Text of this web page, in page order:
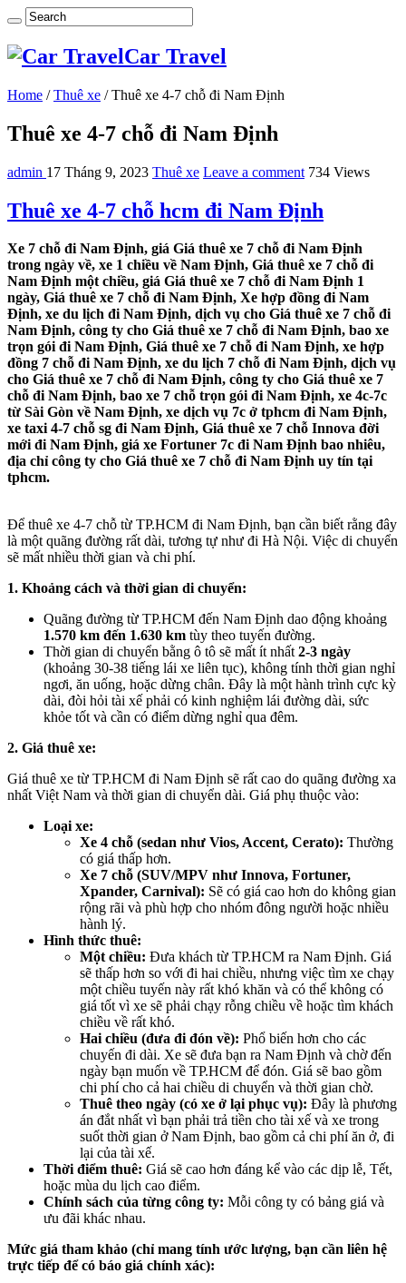
Car Travel
Home / Thuê xe / Thuê xe 4-7 chỗ đi Nam Định
Thuê xe 4-7 chỗ đi Nam Định
admin 17 Tháng 9, 2023 Thuê xe Leave a comment 734 Views
Thuê xe 4-7 chỗ hcm đi Nam Định
Xe 7 chỗ đi Nam Định, giá Giá thuê xe 7 chỗ đi Nam Định
trong ngày về, xe 1 chiều về Nam Định, Giá thuê xe 7 chỗ đi
Nam Định một chiều, giá Giá thuê xe 7 chỗ đi Nam Định 1
ngày, Giá thuê xe 7 chỗ đi Nam Định, Xe hợp đồng đi Nam
Định, xe du lịch đi Nam Định, dịch vụ cho Giá thuê xe 7 chỗ đi
Nam Định, công ty cho Giá thuê xe 7 chỗ đi Nam Định, bao xe
trọn gói đi Nam Định, Giá thuê xe 7 chỗ đi Nam Định, xe hợp
đồng 7 chỗ đi Nam Định, xe du lịch 7 chỗ đi Nam Định, dịch vụ
cho Giá thuê xe 7 chỗ đi Nam Định, công ty cho Giá thuê xe 7
chỗ đi Nam Định, bao xe 7 chỗ trọn gói đi Nam Định, xe 4c-7c
từ Sài Gòn về Nam Định, xe dịch vụ 7c ở tphcm đi Nam Định,
xe taxi 4-7 chỗ sg đi Nam Định, Giá thuê xe 7 chỗ Innova đời
mới đi Nam Định, giá xe Fortuner 7c đi Nam Định bao nhiêu,
địa chỉ công ty cho Giá thuê xe 7 chỗ đi Nam Định uy tín tại
tphcm.
Để thuê xe 4-7 chỗ từ TP.HCM đi Nam Định, bạn cần biết rằng đây
là một quãng đường rất dài, tương tự như đi Hà Nội. Việc di chuyển
sẽ mất nhiều thời gian và chi phí.
1. Khoảng cách và thời gian di chuyển:
Quãng đường từ TP.HCM đến Nam Định dao động khoảng
1.570 km đến 1.630 km tùy theo tuyến đường.
Thời gian di chuyển bằng ô tô sẽ mất ít nhất2-3 ngày
(khoảng 30-38 tiếng lái xe liên tục), không tính thời gian nghỉ
ngơi, ăn uống, hoặc dừng chân. Đây là một hành trình cực kỳ
dài, đòi hỏi tài xế phải có kinh nghiệm lái đường dài, sức
khỏe tốt và cần có điểm dừng nghỉ qua đêm.
2. Giá thuê xe:
Giá thuê xe từ TP.HCM đi Nam Định sẽ rất cao do quãng đường xa
nhất Việt Nam và thời gian di chuyển dài. Giá phụ thuộc vào:
Loại xe:
Xe 4 chỗ (sedan như Vios, Accent, Cerato): Thường
có giá thấp hơn.
Xe 7 chỗ (SUV/MPV như Innova, Fortuner,
Xpander, Carnival): Sẽ có giá cao hơn do không gian
rộng rãi và phù hợp cho nhóm đông người hoặc nhiều
hành lý.
Hình thức thuê:
Một chiều: Đưa khách từ TP.HCM ra Nam Định. Giá
sẽ thấp hơn so với đi hai chiều, nhưng việc tìm xe chạy
một chiều tuyến này rất khó khăn và có thể không có
giá tốt vì xe sẽ phải chạy rỗng chiều về hoặc tìm khách
chiều về rất khó.
Hai chiều (đưa đi đón về): Phổ biến hơn cho các
chuyến đi dài. Xe sẽ đưa bạn ra Nam Định và chờ đến
ngày bạn muốn về TP.HCM để đón. Giá sẽ bao gồm
chi phí cho cả hai chiều di chuyển và thời gian chờ.
Thuê theo ngày (có xe ở lại phục vụ): Đây là phương
án đắt nhất vì bạn phải trả tiền cho tài xế và xe trong
suốt thời gian ở Nam Định, bao gồm cả chi phí ăn ở, đi
lại của tài xế.
Thời điểm thuê: Giá sẽ cao hơn đáng kể vào các dịp lễ, Tết,
hoặc mùa du lịch cao điểm.
Chính sách của từng công ty: Mỗi công ty có bảng giá và
ưu đãi khác nhau.
Mức giá tham khảo (chỉ mang tính ước lượng, bạn cần liên hệ
trực tiếp để có báo giá chính xác):